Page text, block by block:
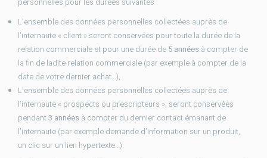
L’ensemble des données personnelles collectées auprès de
l’internaute « client » seront conservées pour toute la durée de la
relation commerciale et pour une durée de 5 années à compter de
la fin de ladite relation commerciale (par exemple à compter de la
date de votre dernier achat…),
L’ensemble des données personnelles collectées auprès de
l’internaute « prospects ou prescripteurs », seront conservées
pendant3 années à compter du dernier contact émanant de
l’internaute (par exemple demande d’information sur un produit,
un clic sur un lien hypertexte…).